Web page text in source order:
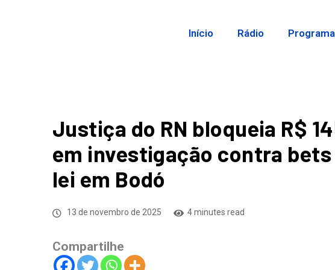
Início Rádio
Justiça do RN bloqueia R$
em investigação contra
lei em Bodó
13 de novembro de 2025 4 minutes read
Compartilhe